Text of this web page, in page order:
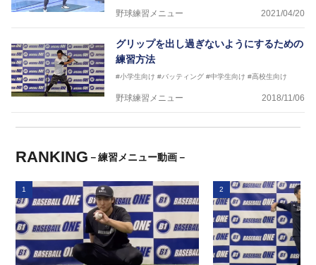
野球練習メニュー 2021/04/20
グリップを出し過ぎないようにするための
練習方法
#小学生向け #バッティング #中学生向け #高校生向け
野球練習メニュー 2018/11/06
RANKING －練習メニュー動画－
1 2